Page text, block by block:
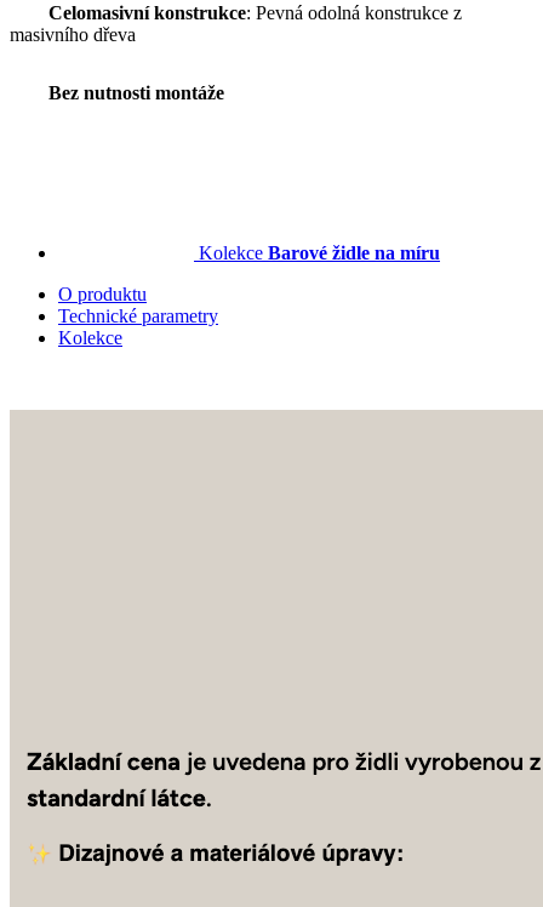
Celomasivní konstrukce: Pevná odolná konstrukce z
masivního dřeva
Bez nutnosti montáže
Kolekce Barové židle na míru
O produktu
Technické parametry
Kolekce